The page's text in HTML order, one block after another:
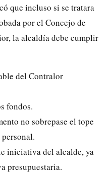
que incluso si se tratara
por el Concejo de
la alcaldía debe cumplir
del Contralor
fondos.
no sobrepase el tope
iniciativa del alcalde, ya
presupuestaria.